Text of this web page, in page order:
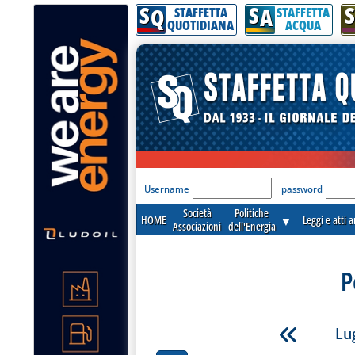
SQ STAFFETTA
QUOTIDIANA SA STAFFETTA
ACQUA S
'Modulo Login per
Username password
HOME
Società
Associazioni
Politiche
dell'Energia ▼ Leggi e atti